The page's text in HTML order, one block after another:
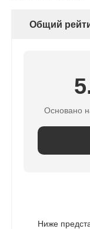
Общий
Основано
Ниже